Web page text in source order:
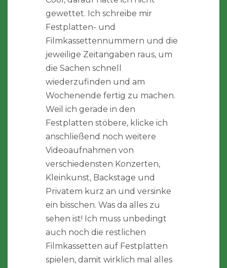
gewettet. Ich schreibe mir
Festplatten- und
Filmkassettennummern und die
jeweilige Zeitangaben raus, um
die Sachen schnell
wiederzufinden und am
Wochenende fertig zu machen.
Weil ich gerade in den
Festplatten stöbere, klicke ich
anschließend noch weitere
Videoaufnahmen von
verschiedensten Konzerten,
Kleinkunst, Backstage und
Privatem kurz an und versinke
ein bisschen. Was da alles zu
sehen ist! Ich muss unbedingt
auch noch die restlichen
Filmkassetten auf Festplatten
spielen, damit wirklich mal alles